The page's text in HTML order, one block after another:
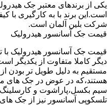
یکی از برندهای معتبر جک
است.این برند با به کارگیری
شرکت بلین آلمان است.
قیمت جک آسانسور هیدرولیک
قیمت جک آسانسور هیدرولیک با
دیگر کاملا متفاوت از یکدیگر
مستقیم به دلیل طویل تر بودن
هستند،که در عوض در جک های
سیم بکسل،پاراشوت و
تلسکوپی آسانسور نیز از جک